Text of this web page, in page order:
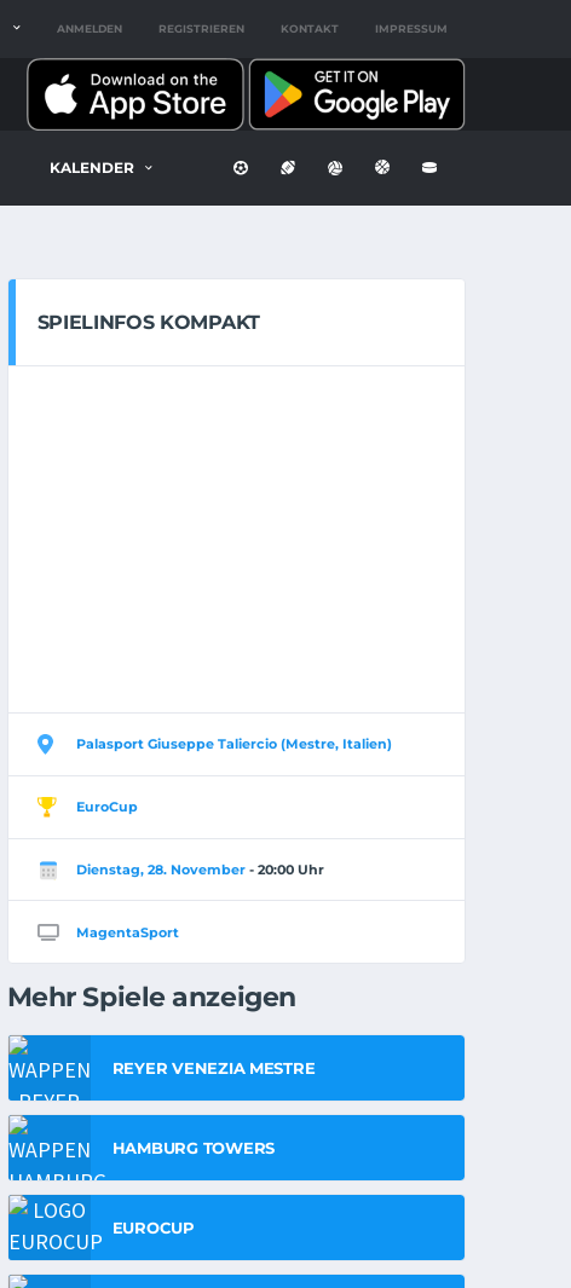
ANMELDEN REGISTRIEREN KONTAKT IMPRESSUM
KALENDER
SPIELINFOS KOMPAKT
Palasport Giuseppe Taliercio (Mestre, Italien)
EuroCup
Dienstag, 28. November- 20:00 Uhr
MagentaSport
Mehr Spiele anzeigen
REYER VENEZIA MESTRE
HAMBURG TOWERS
EUROCUP